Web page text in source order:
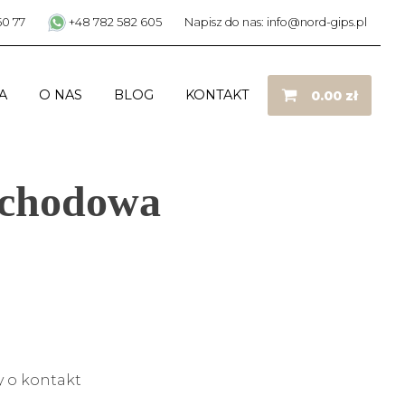
77 +48 782 582 605 Napisz do nas: info@nord-gips.pl
O NAS BLOG KONTAKT 0.00 zł
o kontakt